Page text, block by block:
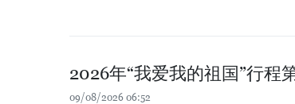
2026年“我爱我的祖国”行程
09/08/2026 06:52